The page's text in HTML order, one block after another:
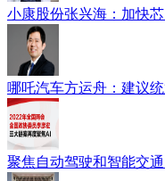
小康股份张兴海：加快
哪吒汽车方运舟：建议
聚焦自动驾驶和智能交